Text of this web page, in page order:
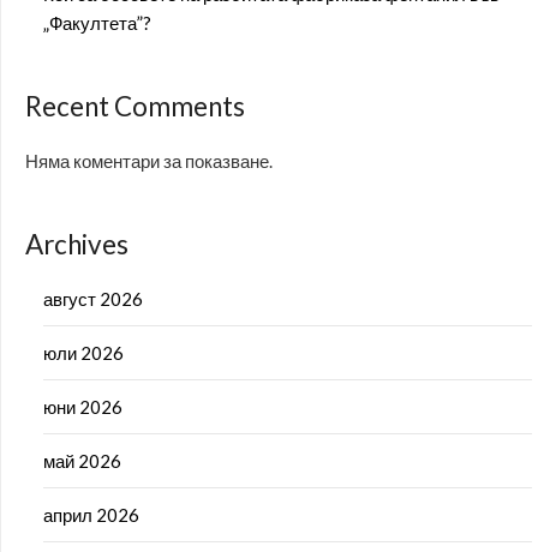
„Факултета”?
Recent Comments
Няма коментари за показване.
Archives
август 2026
юли 2026
юни 2026
май 2026
април 2026